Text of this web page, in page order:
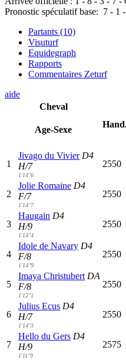
Pronostic spéculatif base: 7 - 1 -
Partants (10)
Visuturf
Equidegraph
Rapports
Commentaires Zeturf
aide
Cheval
Age-Sexe
1
Jivago du Vivier D4
H/7
1'14"6
2550
2
Jolie Romaine D4
F/7
1'14"7
2550
3
Haugain D4
H/9
1'14"4
2550
4
Idole de Navary D4
F/8
1'14"9
2550
5
Imaya Christubert DA
F/8
1'12"1
2550
6
Julius Ecus D4
H/7
1'14"3
2550
7
Hello du Gers D4
H/9
1'11"9
2575